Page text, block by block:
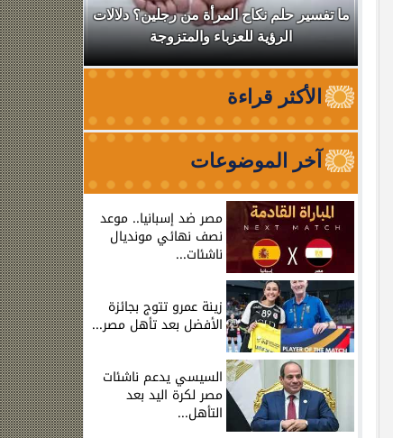
ما تفسير حلم نكاح المرأة من رجلين؟ دلالات
الرؤية للعزباء والمتزوجة
نقابة
من
الأكثر قراءة
آخر الموضوعات
مصر ضد إسبانيا.. موعد
نصف نهائي مونديال
ناشئات...
زينة عمرو تتوج بجائزة
الأفضل بعد تأهل مصر...
السيسي يدعم ناشئات
مصر لكرة اليد بعد
التأهل...